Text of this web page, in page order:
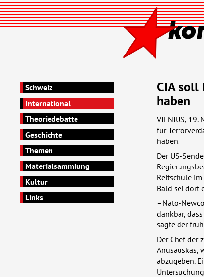
Schweiz
International
Theoriedebatte
Geschichte
Themen
Materialsammlung
Kultur
Links
CIA soll
haben
VILNIUS, 19.
für
haben.
Der US-
Reitschule
Bald sei dort
–Nato-
dankbar,
sagte der
Der Chef der
Anusauskas,
abzugeben.